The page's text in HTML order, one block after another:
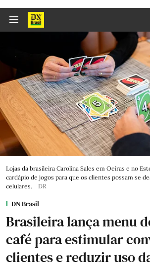
Lojas da brasileira Carolina Sales em Oeiras e no
cardápio de jogos para que os clientes possam se
celulares.
DR
DN Brasil
Brasileira lança menu
café para estimular
clientes e reduzir uso